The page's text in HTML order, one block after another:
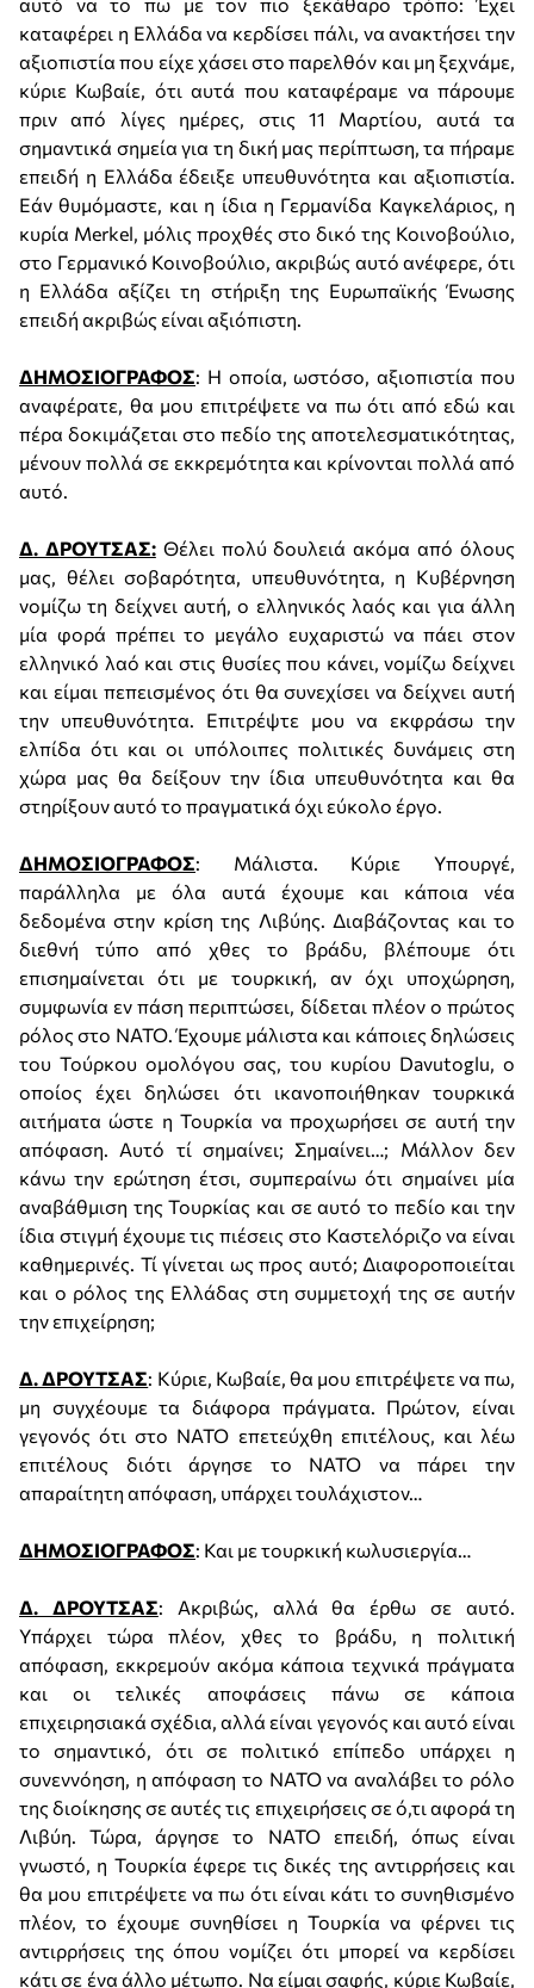
καταφέρει η Ελλάδα να κερδίσει πάλι, να ανακτήσει την
αξιοπιστία που είχε χάσει στο παρελθόν και μη ξεχνάμε,
κύριε Κωβαίε, ότι αυτά που καταφέραμε να πάρουμε
πριν από λίγες ημέρες, στις 11 Μαρτίου, αυτά τα
σημαντικά σημεία για τη δική μας περίπτωση, τα πήραμε
επειδή η Ελλάδα έδειξε υπευθυνότητα και αξιοπιστία.
Εάν θυμόμαστε, και η ίδια η Γερμανίδα Καγκελάριος, η
κυρία Merkel, μόλις προχθές στο δικό της Κοινοβούλιο,
στο Γερμανικό Κοινοβούλιο, ακριβώς αυτό ανέφερε, ότι
η Ελλάδα αξίζει τη στήριξη της Ευρωπαϊκής Ένωσης
επειδή ακριβώς είναι αξιόπιστη.
ΔΗΜΟΣΙΟΓΡΑΦΟΣ: Η οποία, ωστόσο, αξιοπιστία που
αναφέρατε, θα μου επιτρέψετε να πω ότι από εδώ και
πέρα δοκιμάζεται στο πεδίο της αποτελεσματικότητας,
μένουν πολλά σε εκκρεμότητα και κρίνονται πολλά από
αυτό.
Δ. ΔΡΟΥΤΣΑΣ:Θέλει πολύ δουλειά ακόμα από όλους
μας, θέλει σοβαρότητα, υπευθυνότητα, η Κυβέρνηση
νομίζω τη δείχνει αυτή, ο ελληνικός λαός και για άλλη
μία φορά πρέπει το μεγάλο ευχαριστώ να πάει στον
ελληνικό λαό και στις θυσίες που κάνει, νομίζω δείχνει
και είμαι πεπεισμένος ότι θα συνεχίσει να δείχνει αυτή
την υπευθυνότητα. Επιτρέψτε μου να εκφράσω την
ελπίδα ότι και οι υπόλοιπες πολιτικές δυνάμεις στη
χώρα μας θα δείξουν την ίδια υπευθυνότητα και θα
στηρίξουν αυτό το πραγματικά όχι εύκολο έργο.
ΔΗΜΟΣΙΟΓΡΑΦΟΣ: Μάλιστα. Κύριε Υπουργέ,
παράλληλα με όλα αυτά έχουμε και κάποια νέα
δεδομένα στην κρίση της Λιβύης. Διαβάζοντας και το
διεθνή τύπο από χθες το βράδυ, βλέπουμε ότι
επισημαίνεται ότι με τουρκική, αν όχι υποχώρηση,
συμφωνία εν πάση περιπτώσει, δίδεται πλέον ο πρώτος
ρόλος στο ΝΑΤΟ. Έχουμε μάλιστα και κάποιες δηλώσεις
του Τούρκου ομολόγου σας, του κυρίου Davutoglu, ο
οποίος έχει δηλώσει ότι ικανοποιήθηκαν τουρκικά
αιτήματα ώστε η Τουρκία να προχωρήσει σε αυτή την
απόφαση. Αυτό τί σημαίνει; Σημαίνει…; Μάλλον δεν
κάνω την ερώτηση έτσι, συμπεραίνω ότι σημαίνει μία
αναβάθμιση της Τουρκίας και σε αυτό το πεδίο και την
ίδια στιγμή έχουμε τις πιέσεις στο Καστελόριζο να είναι
καθημερινές. Τί γίνεται ως προς αυτό; Διαφοροποιείται
και ο ρόλος της Ελλάδας στη συμμετοχή της σε αυτήν
την επιχείρηση;
Δ. ΔΡΟΥΤΣΑΣ: Κύριε, Κωβαίε, θα μου επιτρέψετε να πω,
μη συγχέουμε τα διάφορα πράγματα. Πρώτον, είναι
γεγονός ότι στο ΝΑΤΟ επετεύχθη επιτέλους, και λέω
επιτέλους διότι άργησε το ΝΑΤΟ να πάρει την
απαραίτητη απόφαση, υπάρχει τουλάχιστον…
ΔΗΜΟΣΙΟΓΡΑΦΟΣ: Και με τουρκική κωλυσιεργία…
Δ. ΔΡΟΥΤΣΑΣ: Ακριβώς, αλλά θα έρθω σε αυτό.
Υπάρχει τώρα πλέον, χθες το βράδυ, η πολιτική
απόφαση, εκκρεμούν ακόμα κάποια τεχνικά πράγματα
και οι τελικές αποφάσεις πάνω σε κάποια
επιχειρησιακά σχέδια, αλλά είναι γεγονός και αυτό είναι
το σημαντικό, ότι σε πολιτικό επίπεδο υπάρχει η
συνεννόηση, η απόφαση το ΝΑΤΟ να αναλάβει το ρόλο
της διοίκησης σε αυτές τις επιχειρήσεις σε ό,τι αφορά τη
Λιβύη. Τώρα, άργησε το ΝΑΤΟ επειδή, όπως είναι
γνωστό, η Τουρκία έφερε τις δικές της αντιρρήσεις και
θα μου επιτρέψετε να πω ότι είναι κάτι το συνηθισμένο
πλέον, το έχουμε συνηθίσει η Τουρκία να φέρνει τις
αντιρρήσεις της όπου νομίζει ότι μπορεί να κερδίσει
κάτι σε ένα άλλο μέτωπο. Να είμαι σαφής, κύριε Κωβαίε,